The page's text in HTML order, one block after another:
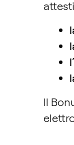
Il